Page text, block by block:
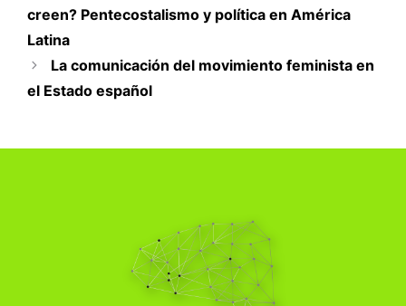
creen? Pentecostalismo y política en América
Latina
La comunicación del movimiento feminista en
el Estado español